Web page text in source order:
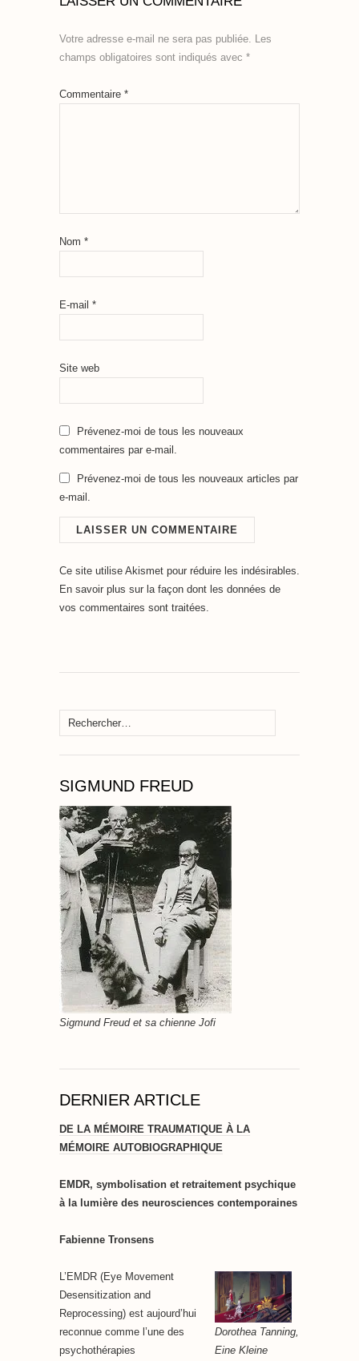
Votre adresse e-mail ne sera pas publiée. Les
champs obligatoires sont indiqués avec *
Commentaire *
Nom *
E-mail *
Site web
Prévenez-moi de tous les nouveaux
commentaires par e-mail.
Prévenez-moi de tous les nouveaux articles par
e-mail.
Ce site utilise Akismet pour réduire les indésirables.
En savoir plus sur la façon dont les données de
vos commentaires sont traitées.
Rechercher :
SIGMUND FREUD
Sigmund Freud et sa chienne Jofi
DERNIER ARTICLE
DE LA MÉMOIRE TRAUMATIQUE À LA
MÉMOIRE AUTOBIOGRAPHIQUE
EMDR, symbolisation et retraitement psychique
à la lumière des neurosciences contemporaines
Fabienne Tronsens
Dorothea Tanning,
Eine Kleine
L’EMDR (Eye Movement
Desensitization and
Reprocessing) est aujourd’hui
reconnue comme l’une des
psychothérapies